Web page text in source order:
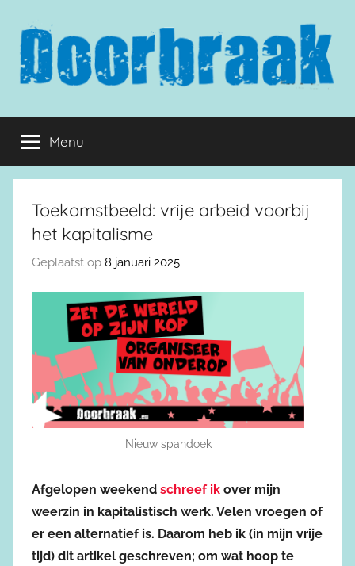
inhoud
springen
Doorbraak.eu
Menu
Toekomstbeeld: vrije arbeid voorbij
het kapitalisme
Geplaatst op 8 januari 2025
Nieuw spandoek
Afgelopen weekend schreef ik over mijn
weerzin in kapitalistisch werk. Velen vroegen of
er een alternatief is. Daarom heb ik (in mijn vrije
tijd) dit artikel geschreven; om wat hoop te